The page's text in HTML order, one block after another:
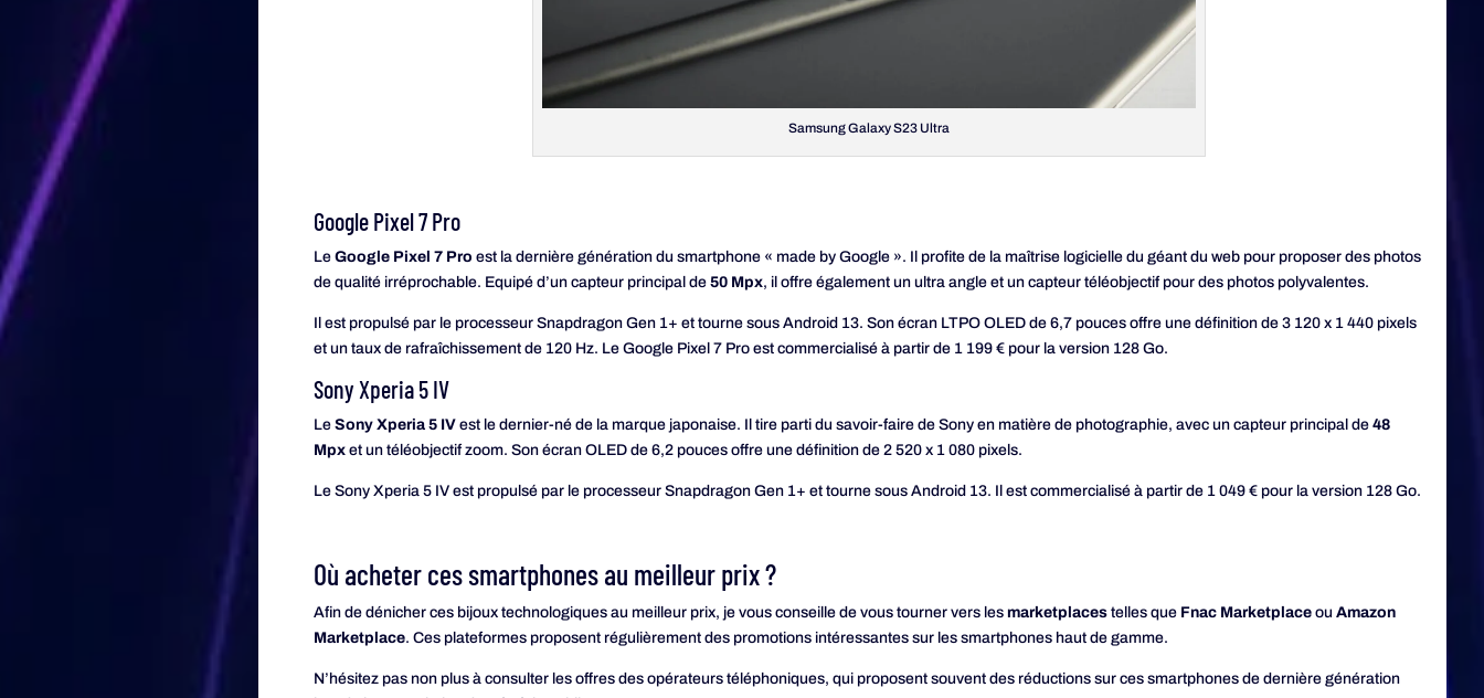
Samsung Galaxy S23 Ultra
Google Pixel 7 Pro
LeGoogle Pixel 7 Pro est la dernière génération du smartphone « made by Google ». Il profite de la maîtrise logicielle du géant du web pour proposer des photos
de qualité irréprochable. Equipé d’un capteur principal de50 Mpx, il offre également un ultra angle et un capteur téléobjectif pour des photos polyvalentes.
Il est propulsé par le processeur Snapdragon Gen 1+ et tourne sous Android 13. Son écran LTPO OLED de 6,7 pouces offre une définition de 3 120 x 1 440 pixels
et un taux de rafraîchissement de 120 Hz. Le Google Pixel 7 Pro est commercialisé à partir de 1 199 € pour la version 128 Go.
Sony Xperia 5 IV
LeSony Xperia 5 IV est le dernier-né de la marque japonaise. Il tire parti du savoir-faire de Sony en matière de photographie, avec un capteur principal de48
Mpx et un téléobjectif zoom. Son écran OLED de 6,2 pouces offre une définition de 2 520 x 1 080 pixels.
Le Sony Xperia 5 IV est propulsé par le processeur Snapdragon Gen 1+ et tourne sous Android 13. Il est commercialisé à partir de 1 049 € pour la version 128 Go.
Où acheter ces smartphones au meilleur prix ?
Afin de dénicher ces bijoux technologiques au meilleur prix, je vous conseille de vous tourner vers lesmarketplaces telles que Fnac Marketplace ouAmazon
Marketplace. Ces plateformes proposent régulièrement des promotions intéressantes sur les smartphones haut de gamme.
N’hésitez pas non plus à consulter les offres des opérateurs téléphoniques, qui proposent souvent des réductions sur ces smartphones de dernière génération